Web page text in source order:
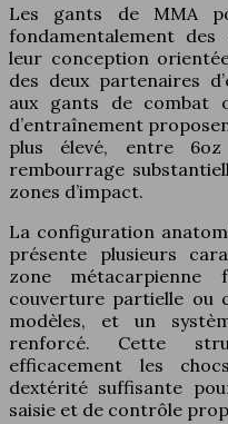
Les gants de MMA
fondamentalement
leur conception
des deux partenaires
aux gants de combat
d’entraînement
plus élevé, entre
rembourrage
zones d’impact.
La configuration
présente plusieurs
zone métacarpienne
couverture partielle ou
modèles, et un
renforcé. Cette
efficacement les
dextérité suffisante
saisie et de contrôle